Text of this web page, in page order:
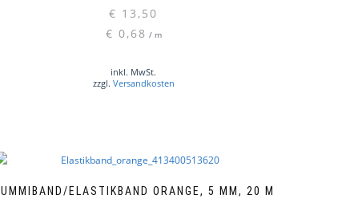
€ 13,50
€ 0,68 / m
inkl. MwSt.
zzgl. Versandkosten
ELASTIKBAND ORANGE, 5 MM, 20 M